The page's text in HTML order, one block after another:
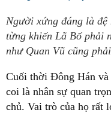
Người xứng đáng là đệ
từng khiến Lã Bố phải
như Quan Vũ cũng
Cuối thời Đông Hán
coi là nhân sự quan
chủ. Vai trò của họ rất